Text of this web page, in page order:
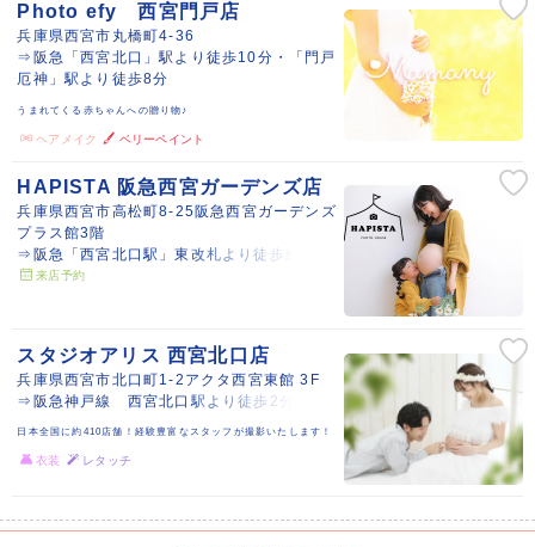
Photo efy 西宮門戸店
兵庫県西宮市丸橋町4-36
⇒阪急「西宮北口」駅より徒歩10分・「門戸
厄神」駅より徒歩8分
うまれてくる赤ちゃんへの贈り物♪
ヘアメイク ベリーペイント
HAPISTA 阪急西宮ガーデンズ店
兵庫県西宮市高松町8-25阪急西宮ガーデンズ
プラス館3階
⇒阪急「西宮北口駅」東改札より徒歩約3分
来店予約
スタジオアリス 西宮北口店
兵庫県西宮市北口町1-2アクタ西宮東館 3F
⇒阪急神戸線 西宮北口駅より徒歩2分
日本全国に約410店舗！経験豊富なスタッフが撮影いたします！
衣装 レタッチ